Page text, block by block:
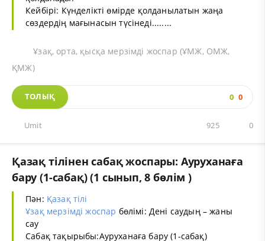
Кейбірі: Күнделікті өмірде қолданылатын жаңа
сөздердің мағынасын түсінеді........
Ұзақ, орта, қысқа мерзімді жоспар (ҰМЖ, ОМЖ,
ҚМЖ)
ТОЛЫҚ 0 0
Umit 0
925
Қазақ тілінен сабақ жоспары: Ауруханаға
бару (1-сабақ) (1 сынып, 8 бөлім )
Пән: Қазақ тілі
Ұзақ мерзімді жоспар бөлімі: Дені саудың – жаны
сау
Сабақ тақырыбы:Ауруханаға бару (1-сабақ)